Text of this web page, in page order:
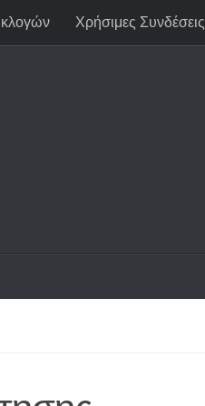
Χρήσιμες Συνδέσεις